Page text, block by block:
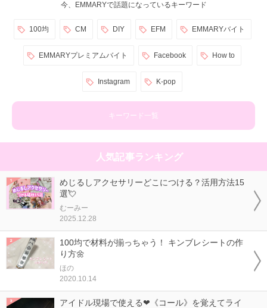
今、EMMARYで話題になっているキーワード
100均 CM DIY EFM EMMARYバイト
EMMARYプレミアムバイト Facebook How to
Instagram K-pop
キーワード一覧
人気記事ランキング
めじるしアクセサリーどこにつける？活用方法15
選💘
むーみー
2025.12.28
100均で材料が揃っちゃう！ キンブレシートの作
り方🌼
ほの
2020.10.14
アイドル現場で使える❤《コール》を覚えてライ